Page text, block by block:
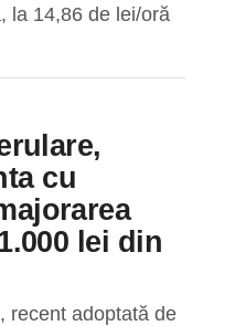
la 14,86 de lei/oră
cu
lei din
recent adoptată de